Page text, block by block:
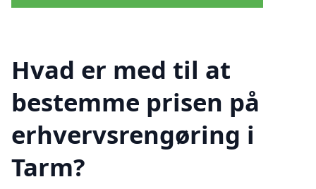
Hvad er med til at
bestemme prisen på
erhvervsrengøring i
Tarm?